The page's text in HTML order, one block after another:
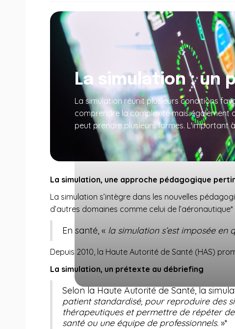
La simulation : un
La simulation réunit plusieurs conditions
comprendre la complexité mais également
peut prendre plusieurs formes. L'important
La simulation, une approche pédagogique
La simulation s’intègre dans les nouvelles
d’autres domaines comme celui de
En santé, « la simulation s’est imposée
Depuis 2010, la Haute Autorité de Santé (HAS)
La simulation, un prétexte au débriefing
Selon la Haute Autorité de Santé, la
patient standardisé, pour reproduire des
thérapeutiques et permettre de répéter
santé ou une équipe de professionnels. »*